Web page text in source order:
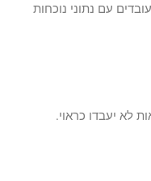
עם נתוני נוכחות
לא יעבדו כראוי.